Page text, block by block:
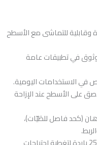
وقابلية للتماشى مع الأسطح
في تطبيقات عامة
في الاستخدامات اليومية.
على الأسطح عند الإزاحة
(كحد فاصل للطَيّات)،